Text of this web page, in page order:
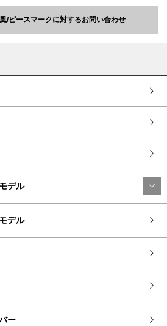
/ピースマークに対するお問い合わせ
デル
デル
ー